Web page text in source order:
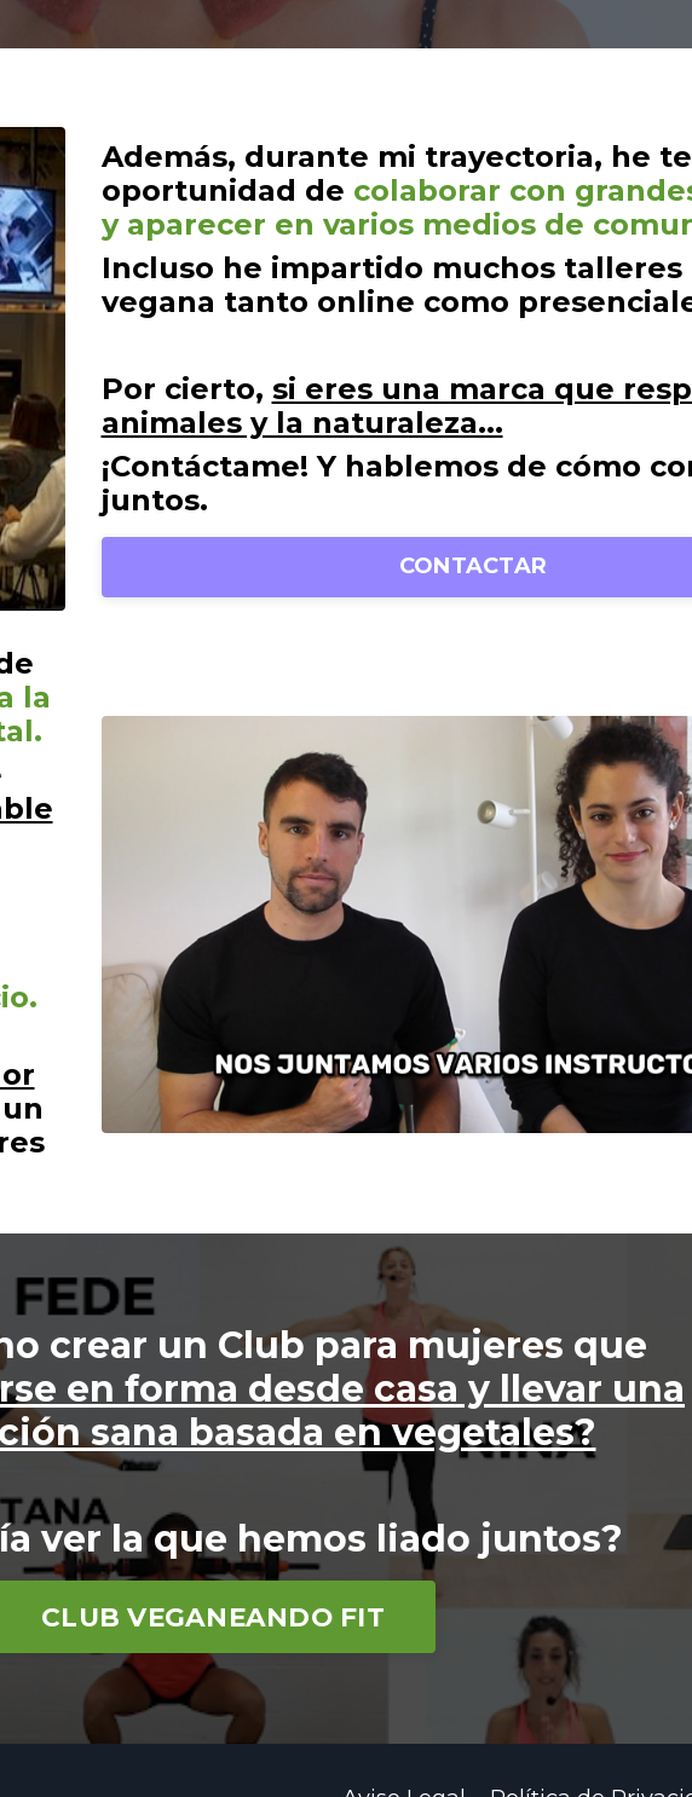
Además, durante mi trayectoria, he
oportunidad de colaborar con
y aparecer en varios medios de
Incluso he impartido muchos talleres
vegana tanto online como
Por cierto, si eres una marca que
animales y la naturaleza...
¡Contáctame! Y hablemos de cómo
juntos.
CONTACTAR
la
crear un Club para mujeres que
en forma desde casa y llevar una
sana basada en vegetales?
ver la que hemos liado juntos?
CLUB VEGANEANDO FIT